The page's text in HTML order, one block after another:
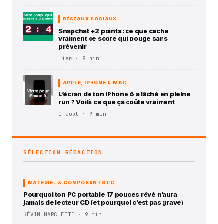
RÉSEAUX SOCIAUX
Snapchat +2 points : ce que cache
vraiment ce score qui bouge sans
prévenir
Hier · 8 min
APPLE, IPHONE & MAC
L’écran de ton iPhone 6 a lâché en pleine
run ? Voilà ce que ça coûte vraiment
1 août · 9 min
SÉLECTION RÉDACTION
MATÉRIEL & COMPOSANTS PC
Pourquoi ton PC portable 17 pouces rêvé n’aura
jamais de lecteur CD (et pourquoi c’est pas grave)
KÉVIN MARCHETTI · 9 min